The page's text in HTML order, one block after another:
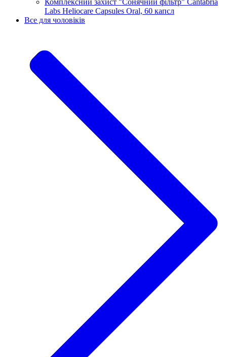
Labs Heliocare Capsules Oral, 60 капсл
Все для чоловіків